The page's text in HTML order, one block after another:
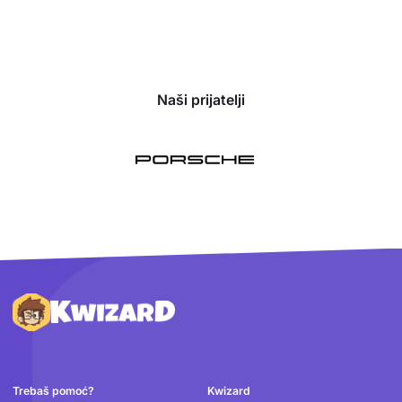
Naši prijatelji
Podnožje
Trebaš pomoć? Kwizard